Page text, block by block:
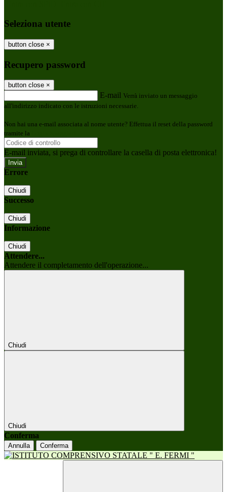
Seleziona utente
button close ×
Recupero password
button close ×
E-mail Verrà inviato un messaggio
all'indirizzo indicato con le istruzioni necessarie.
Non hai una e-mail associata al nome utente? Effettua il reset della password
tramite la
E-mail inviata, si prega di controllare la casella di posta elettronica!
Errore
Chiudi
Successo
Chiudi
Informazione
Chiudi
Attendere...
Attendere il completamento dell'operazione...
Chiudi
Chiudi
Conferma
Annulla Conferma